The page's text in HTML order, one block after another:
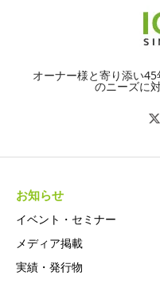
オーナー様と寄り添い45
のニーズに
お知らせ
イベント・セミナー
メディア掲載
実績・発行物